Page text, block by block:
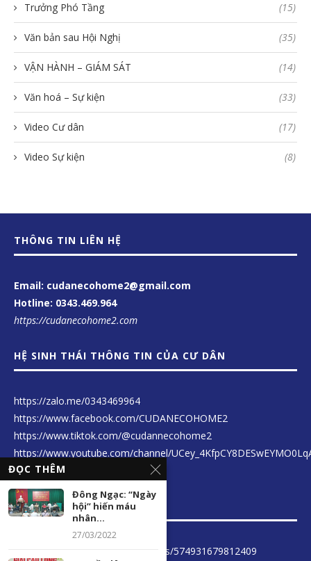
Trưởng Phó Tầng (15)
Văn bản sau Hội Nghị (35)
VẬN HÀNH – GIÁM SÁT (14)
Văn hoá – Sự kiện (33)
Video Cư dân (17)
Video Sự kiện (8)
THÔNG TIN LIÊN HỆ
Email: cudanecohome2@gmail.com
Hotline: 0343.469.964
https://cudanecohome2.com
HỆ SINH THÁI THÔNG TIN CỦA CƯ DÂN
https://zalo.me/0343469964
https://www.facebook.com/CUDANECOHOME2
https://www.tiktok.com/@cudannecohome2
https://www.youtube.com/channel/
LIÊN KẾT THÔNG TIN
https://www.facebook.com/groups/574931679812409
ĐỌC THÊM
Đông Ngạc: “Ngày
hội” hiến máu
nhân...
27/03/2022